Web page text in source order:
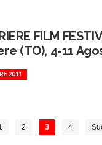
FILM
(TO), 4-11
2011
2 3 4